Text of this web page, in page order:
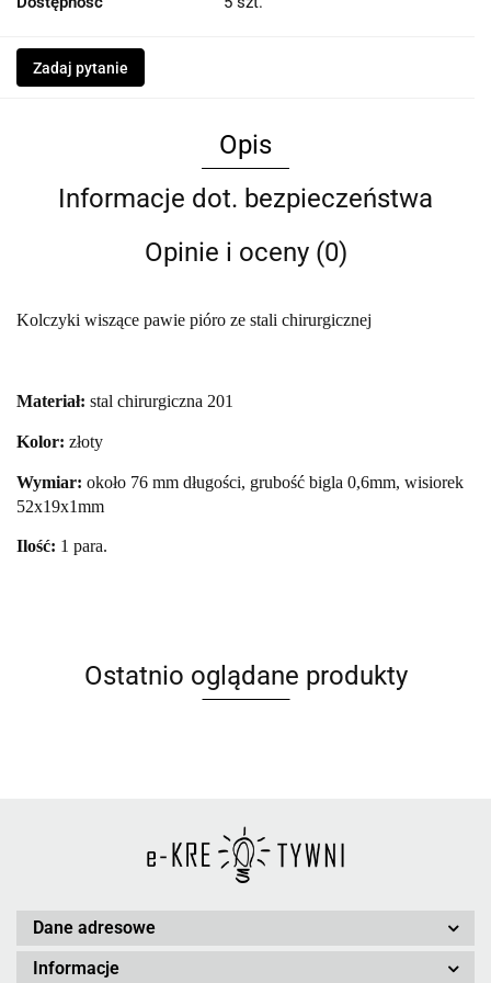
Zadaj pytanie
Opis
Informacje dot. bezpieczeństwa
Opinie i oceny (0)
Kolczyki wiszące pawie pióro ze stali chirurgicznej
Materiał: stal chirurgiczna 201
Kolor: złoty
Wymiar: około 76 mm długości, grubość bigla 0,6mm, wisiorek
52x19x1mm
Ilość: 1 para.
Ostatnio oglądane produkty
Dane adresowe
Informacje